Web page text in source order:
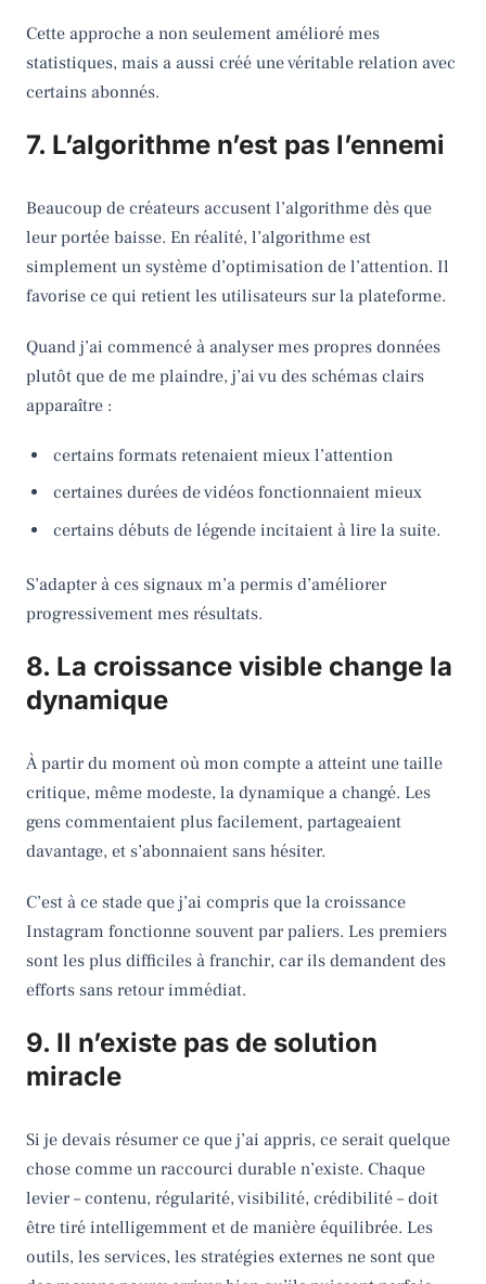
Cette approche a non seulement amélioré mes
statistiques, mais a aussi créé une véritable relation avec
certains abonnés.
7. L’algorithme n’est pas l’ennemi
Beaucoup de créateurs accusent l’algorithme dès que
leur portée baisse. En réalité, l’algorithme est
simplement un système d’optimisation de l’attention. Il
favorise ce qui retient les utilisateurs sur la plateforme.
Quand j’ai commencé à analyser mes propres données
plutôt que de me plaindre, j’ai vu des schémas clairs
apparaître :
certains formats retenaient mieux l’attention
certaines durées de vidéos fonctionnaient mieux
certains débuts de légende incitaient à lire la suite.
S’adapter à ces signaux m’a permis d’améliorer
progressivement mes résultats.
8. La croissance visible change la
dynamique
À partir du moment où mon compte a atteint une taille
critique, même modeste, la dynamique a changé. Les
gens commentaient plus facilement, partageaient
davantage, et s’abonnaient sans hésiter.
C’est à ce stade que j’ai compris que la croissance
Instagram fonctionne souvent par paliers. Les premiers
sont les plus difficiles à franchir, car ils demandent des
efforts sans retour immédiat.
9. Il n’existe pas de solution
miracle
Si je devais résumer ce que j’ai appris, ce serait quelque
chose comme un raccourci durable n’existe. Chaque
levier – contenu, régularité, visibilité, crédibilité – doit
être tiré intelligemment et de manière équilibrée. Les
outils, les services, les stratégies externes ne sont que